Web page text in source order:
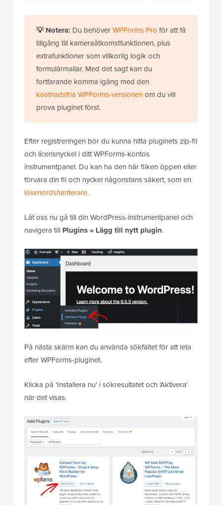
💡 Notera: Du behöverWPForms Pro för att få
tillgång till kameraåtkomstfunktionen, plus
extrafunktioner som villkorlig logik och
formulärmallar. Med det sagt kan du
fortfarande komma igång med den
kostnadsfria WPForms-versionenom du vill
prova pluginet först.
Efter registreringen bör du kunna hitta pluginets zip-fil
och licensnyckel i ditt WPForms-kontos
instrumentpanel. Du kan ha den här fliken öppen eller
förvara din fil och nyckel någonstans säkert, som en
lösenordshanterare.
Låt oss nu gå till din WordPress-instrumentpanel och
navigera till Plugins » Lägg till nytt plugin.
På nästa skärm kan du använda sökfältet för att leta
efter WPForms-pluginet.
Klicka på 'Installera nu' i sökresultatet och 'Aktivera'
när det visas.